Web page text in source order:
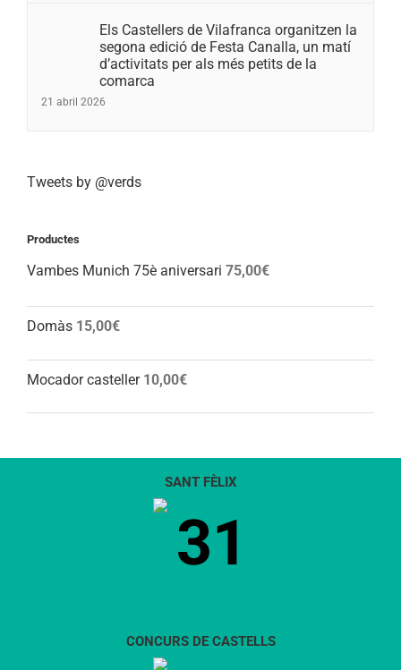
Els Castellers de Vilafranca organitzen la
segona edició de Festa Canalla, un matí
d’activitats per als més petits de la
comarca
21 abril 2026
Tweets by @verds
Productes
Vambes Munich 75è aniversari 75,00€
Domàs 15,00€
Mocador casteller 10,00€
SANT FÈLIX
31
CONCURS DE CASTELLS